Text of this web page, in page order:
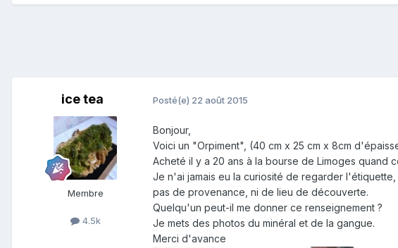
ice tea
Membre
4.5k
Posté(e) 22 août 2015
Bonjour,
Voici un "Orpiment", (40 cm x 25 cm x 8cm
Acheté il y a 20 ans à la bourse de Limoges quand
Je n'ai jamais eu la curiosité de regarder
pas de provenance, ni de lieu de découverte.
Quelqu'un peut-il me donner ce renseignement ?
Je mets des photos du minéral et de la gangue.
Merci d'avance